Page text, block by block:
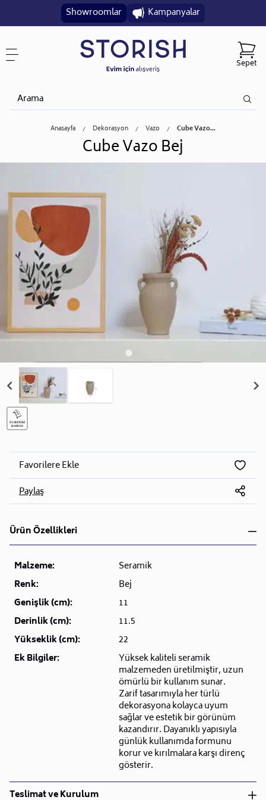
Showroomlar Kampanyalar
Sepet
Anasayfa Dekorasyon Vazo Cube Vazo...
Cube Vazo Bej
Favorilere Ekle
Paylaş
Ürün Özellikleri
Malzeme:
Seramik
Renk:
Bej
Genişlik (cm):
11
Derinlik (cm):
11.5
Yükseklik (cm):
22
Ek Bilgiler:
Yüksek kaliteli seramik
malzemeden üretilmiştir, uzun
ömürlü bir kullanım sunar.
Zarif tasarımıyla her türlü
dekorasyona kolayca uyum
sağlar ve estetik bir görünüm
kazandırır. Dayanıklı yapısıyla
günlük kullanımda formunu
korur ve kırılmalara karşı direnç
gösterir.
Teslimat ve Kurulum